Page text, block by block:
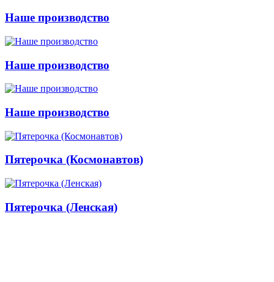
Наше производство
Наше производство
Наше производство
Пятерочка (Космонавтов)
Пятерочка (Ленская)